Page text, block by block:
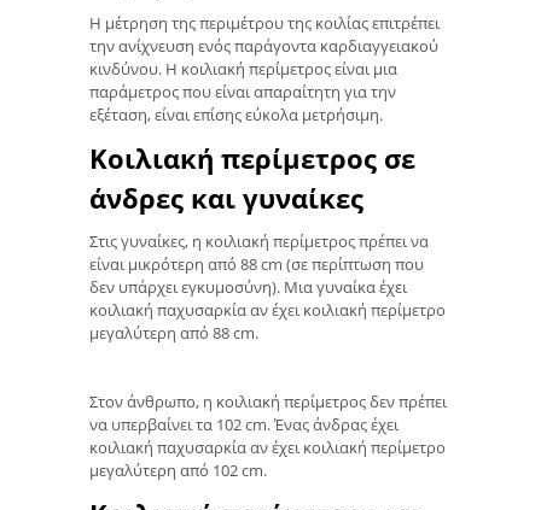
Η μέτρηση της περιμέτρου της κοιλίας επιτρέπει
την ανίχνευση ενός παράγοντα καρδιαγγειακού
κινδύνου. Η κοιλιακή περίμετρος είναι μια
παράμετρος που είναι απαραίτητη για την
εξέταση, είναι επίσης εύκολα μετρήσιμη.
Κοιλιακή περίμετρος σε
άνδρες και γυναίκες
Στις γυναίκες, η κοιλιακή περίμετρος πρέπει να
είναι μικρότερη από 88 cm (σε περίπτωση που
δεν υπάρχει εγκυμοσύνη). Μια γυναίκα έχει
κοιλιακή παχυσαρκία αν έχει κοιλιακή περίμετρο
μεγαλύτερη από 88 cm.
Στον άνθρωπο, η κοιλιακή περίμετρος δεν πρέπει
να υπερβαίνει τα 102 cm. Ένας άνδρας έχει
κοιλιακή παχυσαρκία αν έχει κοιλιακή περίμετρο
μεγαλύτερη από 102 cm.